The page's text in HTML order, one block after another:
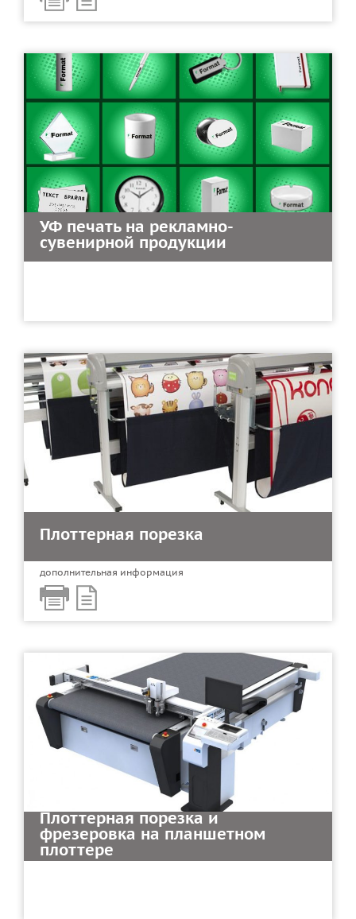
УФ печать на рекламно-
сувенирной продукции
Плоттерная порезка
дополнительная информация
Плоттерная порезка и
фрезеровка на планшетном
плоттере